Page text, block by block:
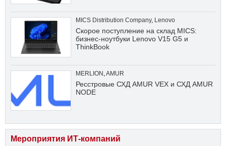
MICS Distribution Company, Lenovo
Скорое поступление на склад MICS:
бизнес-ноутбуки Lenovo V15 G5 и
ThinkBook
MERLION ,AMUR
Ресстровые СХД AMUR VEX и СХД AMUR
NODE
Мероприятия ИТ-компаний